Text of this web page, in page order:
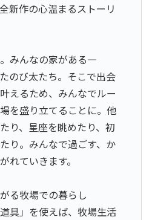
新作の心温まるストーリ
みんなの家がある―
のび太たち。そこで出会
えるため、みんなでルー
を盛り立てることに。他
り、星座を眺めたり、初
り。みんなで過ごす、か
れていきます。
る牧場での暮らし
具」を使えば、牧場生活